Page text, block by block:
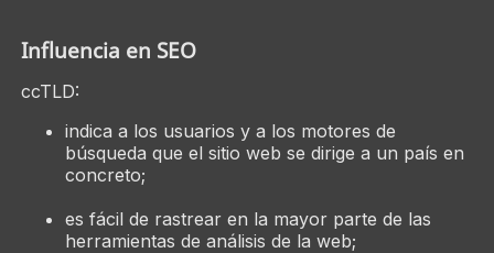
Influencia en SEO
ccTLD:
indica a los usuarios y a los motores de
búsqueda que el sitio web se dirige a un país en
concreto;
es fácil de rastrear en la mayor parte de las
herramientas de análisis de la web;